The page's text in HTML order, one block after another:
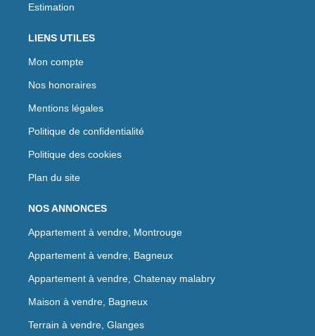
Estimation
LIENS UTILES
Mon compte
Nos honoraires
Mentions légales
Politique de confidentialité
Politique des cookies
Plan du site
NOS ANNONCES
Appartement à vendre, Montrouge
Appartement à vendre, Bagneux
Appartement à vendre, Chatenay malabry
Maison à vendre, Bagneux
Terrain à vendre, Glanges